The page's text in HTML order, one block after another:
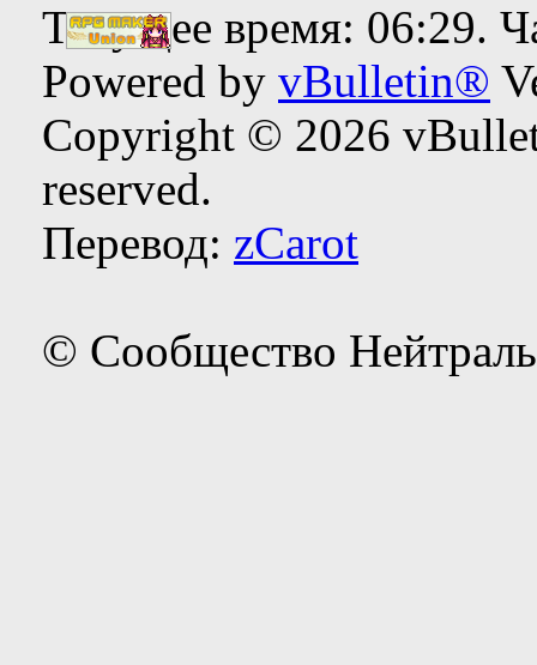
Текущее время: 06:29.
Powered by vBulletin®
Copyright © 2026
reserved.
Перевод: zCarot
© Сообщество